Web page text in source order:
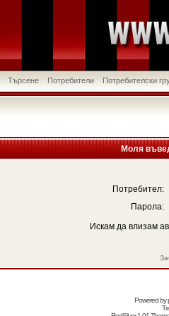
Търсене Потребители Потребителски
Моля
Потребител:
Парола:
Искам да влизам
Powered by